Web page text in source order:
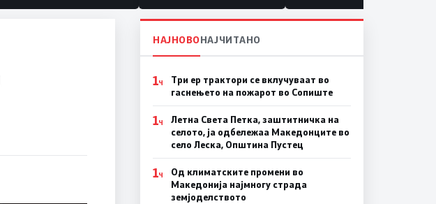
НАЈНОВОНАЈЧИТАНО
1Ч
Три ер трактори се вклучуваат во
гаснењето на пожарот во Сопиште
1Ч
Летна Света Петка, заштитничка на
селото, ја одбележаа Македонците во
село Леска, Општина Пустец
1Ч
Од климатските промени во
Македонија најмногу страда
земјоделството